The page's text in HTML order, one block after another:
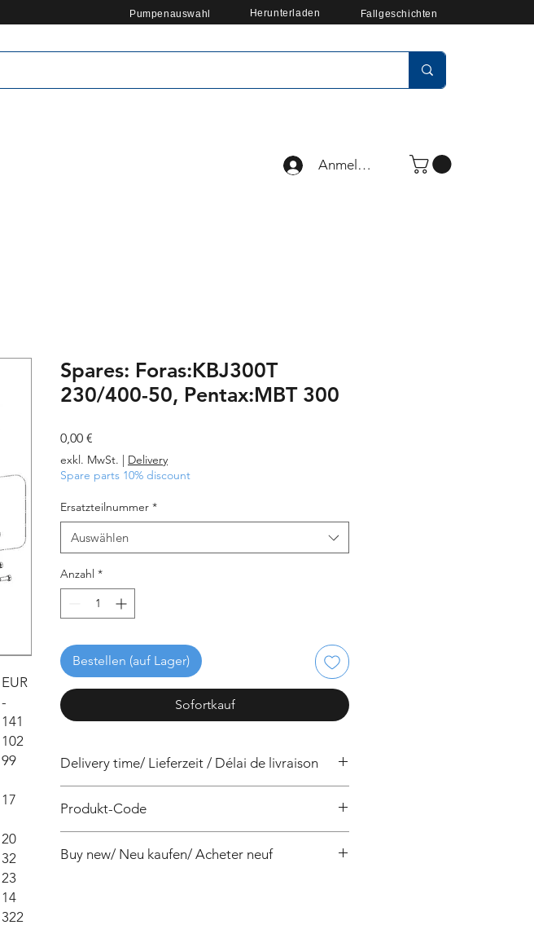
Pumpenauswahl Herunterladen Fallgeschichten
Anmelden
EUR
-
141
102
99
17
20
32
23
14
322
Spares: Foras:KBJ300T
230/400-50, Pentax:MBT 300
0,00 €
exkl. MwSt. | Delivery
Spare parts 10% discount
Ersatzteilnummer *
Auswählen
Anzahl *
Bestellen (auf Lager)
Sofortkauf
Delivery time/ Lieferzeit / Délai de livraison
Produkt-Code
Buy new/ Neu kaufen/ Acheter neuf